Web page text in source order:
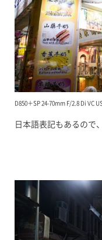
D850＋SP 24-70mm F/2.8 Di VC
日本語表記もあるので、